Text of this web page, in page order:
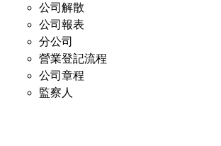
公司解散
公司報表
分公司
營業登記流程
公司章程
監察人